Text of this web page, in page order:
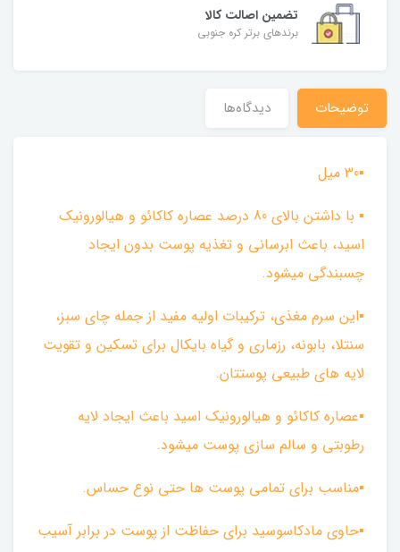
تضمین اصالت کالا
برندهای برتر کره جنوبی
توضیحات دیدگاه‌ها
▪︎30 میل
▪︎ با داشتن بالای 80 درصد عصاره کاکائو و هیالورونیک
اسید، باعث ابرسانی و تغذیه پوست بدون ایجاد
چسبندگی میشود.
▪︎این سرم مغذی، ترکیبات اولیه مفید از جمله چای سبز،
سنتلا، بابونه، رزماری و گیاه بایکال برای تسکین و تقویت
لایه های طبیعی پوستتان.
▪︎عصاره کاکائو و هیالورونیک اسید باعث ایجاد لایه
رطوبتی و سالم سازی پوست میشود.
▪︎مناسب برای تمامی پوست ها حتی نوع حساس.
▪︎حاوی مادکاسوسید برای حفاظت از پوست در برابر آسیب